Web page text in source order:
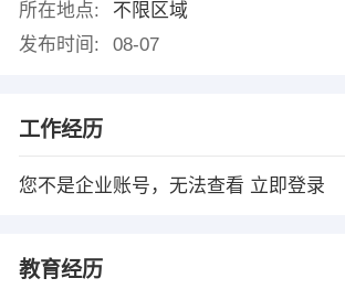
所在地点:
不限区域
发布时间:
08-07
工作经历
您不是企业账号，无法查看 立即登录
教育经历